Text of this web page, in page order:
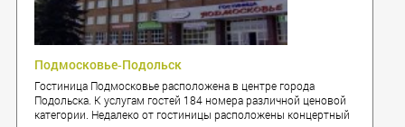
Подмосковье‐Подольск
Гостиница Подмосковье расположена в центре города
Подольска. К услугам гостей 184 номера различной ценовой
категории. Недалеко от гостиницы расположены концертный